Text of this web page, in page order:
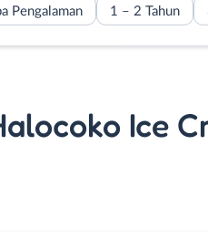
Pengalaman 1 – 2 Tahun
Ice